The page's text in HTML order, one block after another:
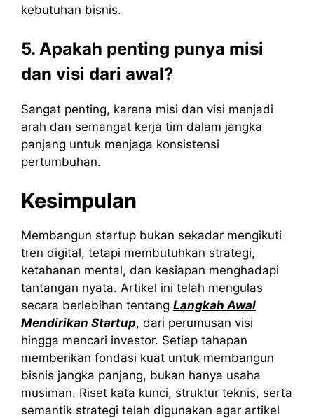
kebutuhan bisnis.
5. Apakah penting punya misi
dan visi dari awal?
Sangat penting, karena misi dan visi menjadi
arah dan semangat kerja tim dalam jangka
panjang untuk menjaga konsistensi
pertumbuhan.
Kesimpulan
Membangun startup bukan sekadar mengikuti
tren digital, tetapi membutuhkan strategi,
ketahanan mental, dan kesiapan menghadapi
tantangan nyata. Artikel ini telah mengulas
secara berlebihan tentang Langkah Awal
Mendirikan Startup, dari perumusan visi
hingga mencari investor. Setiap tahapan
memberikan fondasi kuat untuk membangun
bisnis jangka panjang, bukan hanya usaha
musiman. Riset kata kunci, struktur teknis, serta
semantik strategi telah digunakan agar artikel